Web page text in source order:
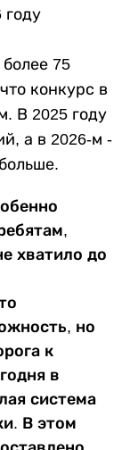
году
75
конкурс в
В 2025 году
а в 2026-м -
хватило до
но
к
в
система
В этом